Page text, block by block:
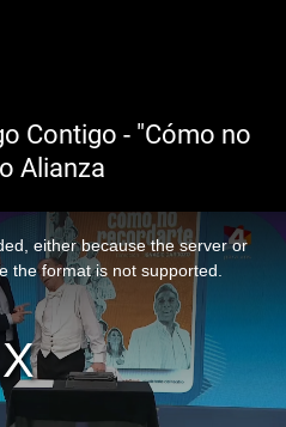
Contigo - "Cómo no
Alianza
either because the server or
the format is not supported.